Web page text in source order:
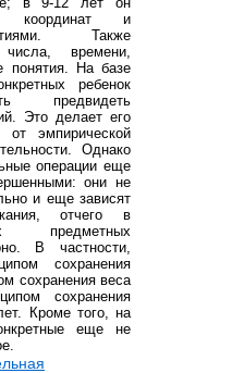
координат и
Также
времени,
понятия. На базе
ребенок
предвидеть
Это делает его
от эмпирической
Однако
операции еще
они не
и еще зависят
отчего в
предметных
В частности,
сохранения
сохранения веса
сохранения
Кроме того, на
еще не